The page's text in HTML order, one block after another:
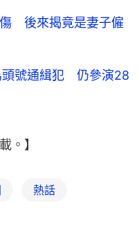
傷 後來揭竟是妻子僱
號通緝犯 仍參演28
。】
熱話